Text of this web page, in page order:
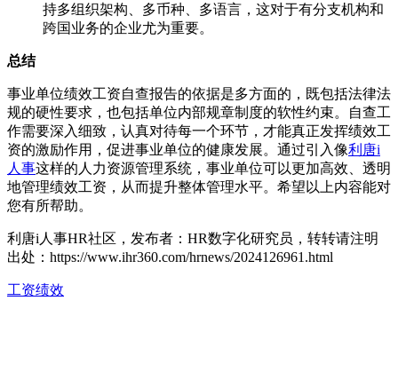
持多组织架构、多币种、多语言，这对于有分支机构和
跨国业务的企业尤为重要。
总结
事业单位绩效工资自查报告的依据是多方面的，既包括法律法
规的硬性要求，也包括单位内部规章制度的软性约束。自查工
作需要深入细致，认真对待每一个环节，才能真正发挥绩效工
资的激励作用，促进事业单位的健康发展。通过引入像利唐i
人事这样的人力资源管理系统，事业单位可以更加高效、透明
地管理绩效工资，从而提升整体管理水平。希望以上内容能对
您有所帮助。
利唐i人事HR社区，发布者：HR数字化研究员，转转请注明
出处： https://www.ihr360.com/hrnews/2024126961.html
工资绩效